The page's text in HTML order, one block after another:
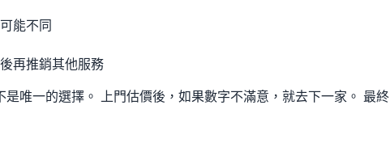
能不同
再推銷其他服務
唯一的選擇。 上門估價後，如果數字不滿意，就去下一家。 最終